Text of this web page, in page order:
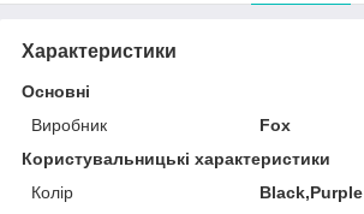
Характеристики
Основні
Виробник
Fox
Користувальницькі характеристики
Колір
Black,Purple